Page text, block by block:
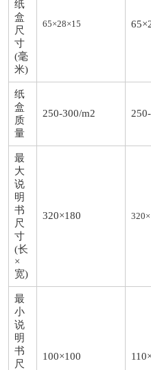
纸
盒
尺
寸
(毫
米)
65×28×15
纸
盒
质
量
250-300/m2
最
大
说
明
书
尺
寸
(长
×
宽)
320×180
最
小
说
明
书
尺
100×100